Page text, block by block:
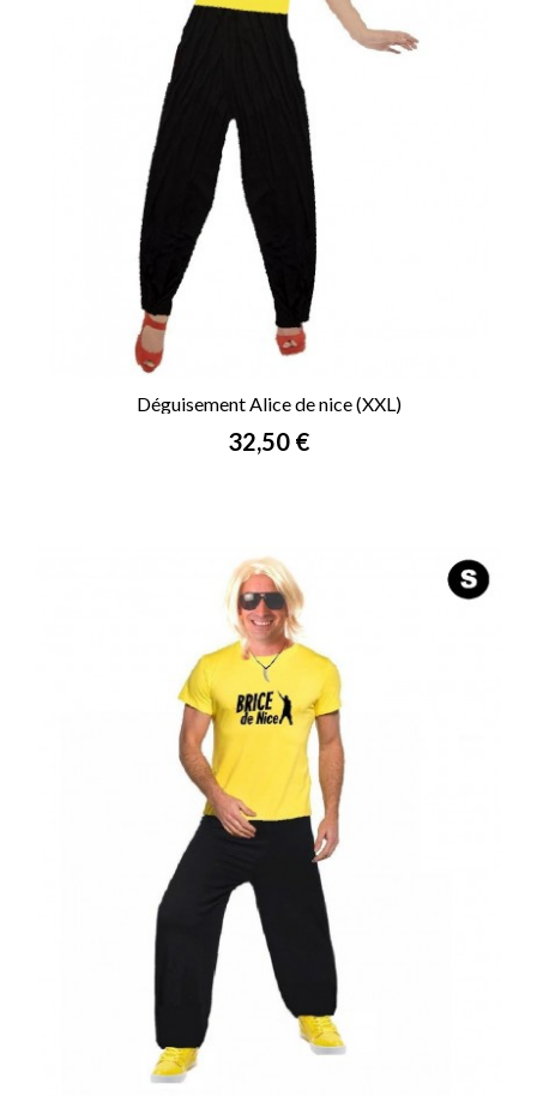
Déguisement Alice de nice (XXL)
Prix
32,50 €